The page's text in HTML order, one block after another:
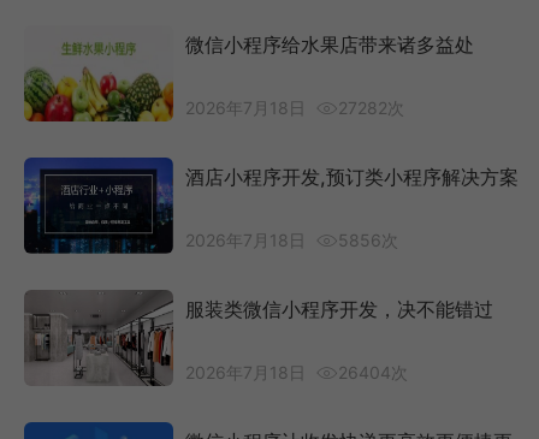
微信小程序给水果店带来诸多益处
2026年7月18日 27282次
酒店小程序开发,预订类小程序解决方案
2026年7月18日 5856次
服装类微信小程序开发，决不能错过
2026年7月18日 26404次